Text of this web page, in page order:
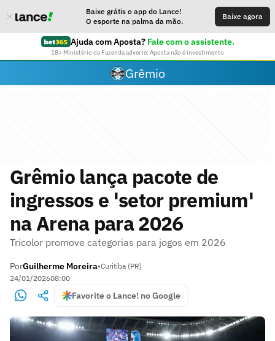
Baixe grátis o app do Lance!
O esporte na palma da mão.
Baixe agora
Ajuda com Aposta? Fale com o assistente.
18+ Ministério da Fazenda adverte: Aposta não é investimento
Grêmio
Grêmio lança pacote de
ingressos e 'setor premium'
na Arena para 2026
Tricolor promove categorias para jogos em 2026
PorGuilherme Moreira•Curitiba (PR)
24/01/202608:00
Favorite o Lance! no Google